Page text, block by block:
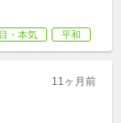
・本気 平和
11ヶ月前